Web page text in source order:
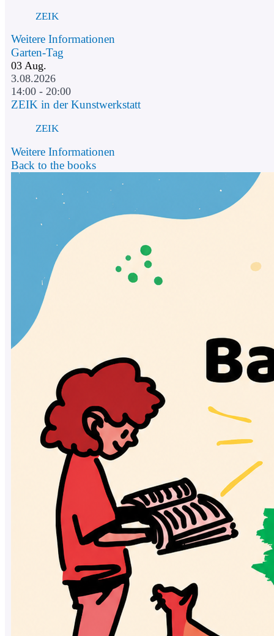
ZEIK
Weitere Informationen
Garten-Tag
03 Aug.
3.08.2026
14:00 - 20:00
ZEIK in der Kunstwerkstatt
ZEIK
Weitere Informationen
Back to the books